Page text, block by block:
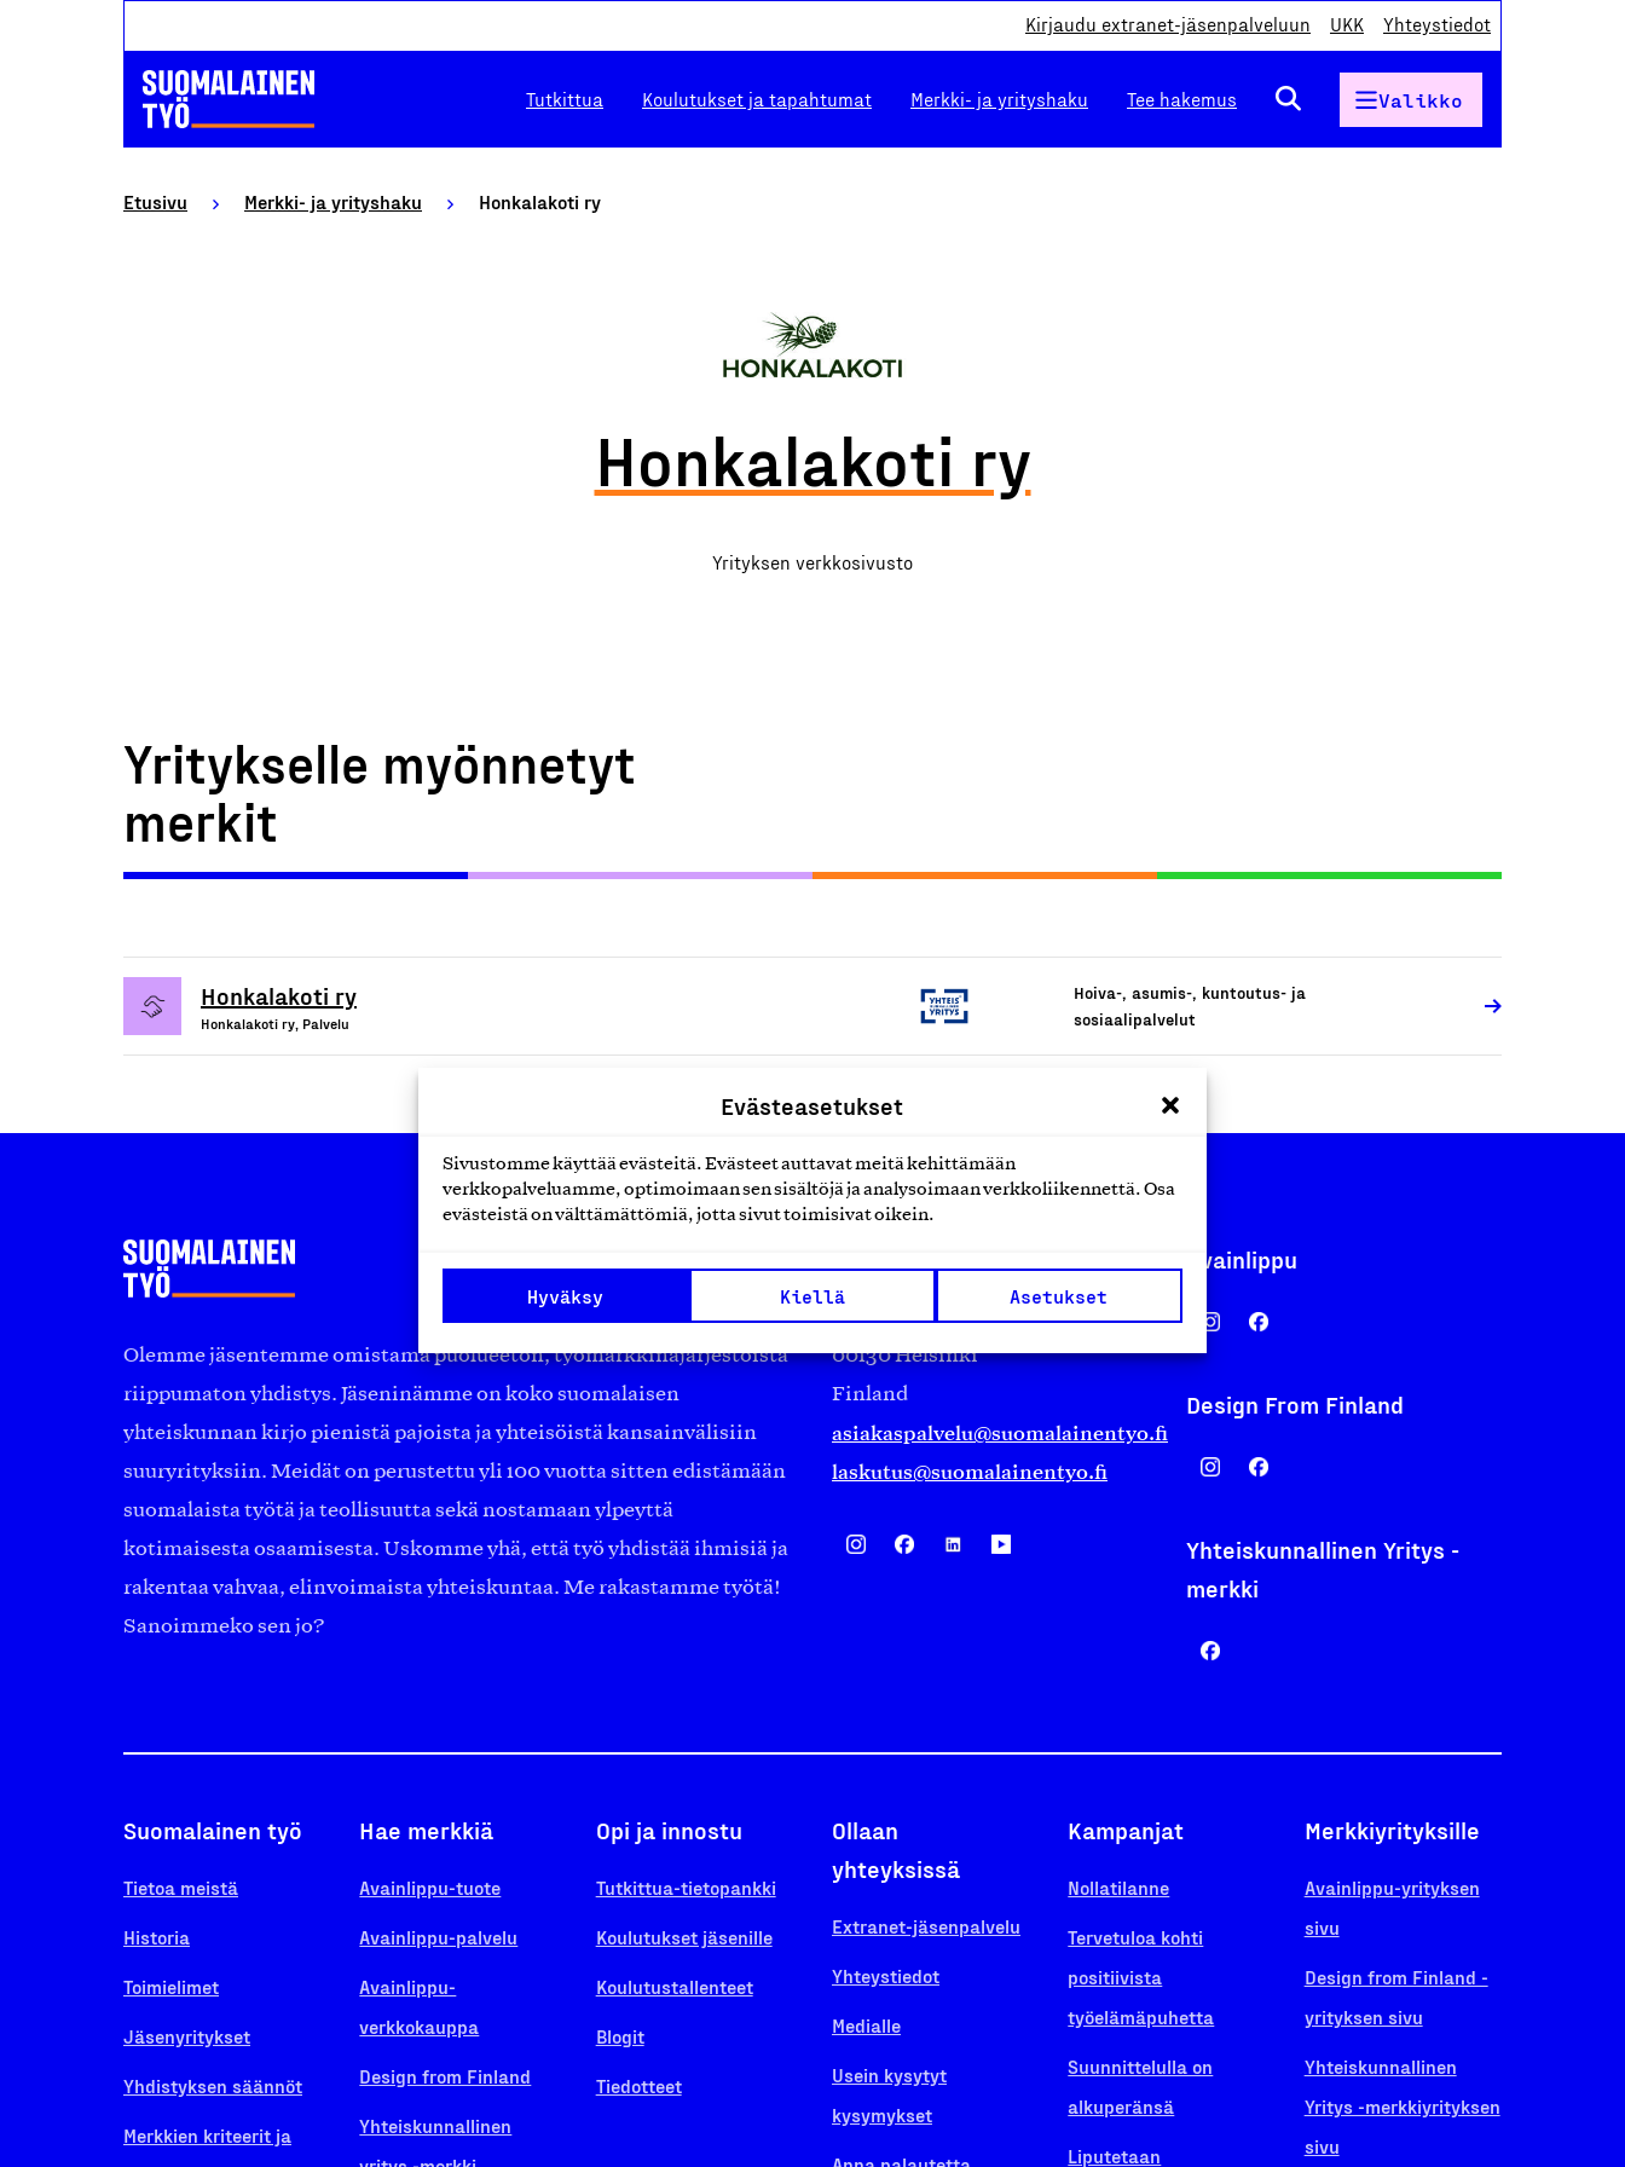
Evästeasetukset
Sivustomme käyttää evästeitä. Evästeet auttavat meitä kehittämään
verkkopalveluamme, optimoimaan sen sisältöjä ja analysoimaan verkkoliikennettä. Osa
evästeistä on välttämättömiä, jotta sivut toimisivat oikein.
Hyväksy Kiellä Asetukset
Kirjaudu extranet-jäsenpalveluun UKK Yhteystiedot
Tutkittua Koulutukset ja tapahtumat Merkki- ja yrityshaku Tee hakemus Valikko
Etusivu Merkki- ja yrityshaku Honkalakoti ry
Honkalakoti ry
Yrityksen verkkosivusto
Yritykselle myönnetyt
merkit
Honkalakoti ry
Honkalakoti ry, Palvelu
Hoiva-, asumis-, kuntoutus- ja
sosiaalipalvelut
Olemme jäsentemme omistama puolueeton, työmarkkinajärjestöistä
riippumaton yhdistys. Jäseninämme on koko suomalaisen
yhteiskunnan kirjo pienistä pajoista ja yhteisöistä kansainvälisiin
suuryrityksiin. Meidät on perustettu yli 100 vuotta sitten edistämään
suomalaista työtä ja teollisuutta sekä nostamaan ylpeyttä
kotimaisesta osaamisesta. Uskomme yhä, että työ yhdistää ihmisiä ja
rakentaa vahvaa, elinvoimaista yhteiskuntaa. Me rakastamme työtä!
Sanoimmeko sen jo?
Eteläranta 14,
00130 Helsinki
Finland
asiakaspalvelu@suomalainentyo.fi
laskutus@suomalainentyo.fi
Avainlippu
Design From Finland
Yhteiskunnallinen Yritys -
merkki
Suomalainen työ
Tietoa meistä
Historia
Toimielimet
Jäsenyritykset
Yhdistyksen säännöt
Merkkien kriteerit ja
Hae merkkiä
Avainlippu-tuote
Avainlippu-palvelu
Avainlippu-
verkkokauppa
Design from Finland
Yhteiskunnallinen
Opi ja innostu
Tutkittua-tietopankki
Koulutukset jäsenille
Koulutustallenteet
Blogit
Tiedotteet
Ollaan
yhteyksissä
Extranet-jäsenpalvelu
Yhteystiedot
Medialle
Usein kysytyt
kysymykset
Kampanjat
Nollatilanne
Tervetuloa kohti
positiivista
työelämäpuhetta
Suunnittelulla on
alkuperänsä
Liputetaan
Merkkiyrityksille
Avainlippu-yrityksen
sivu
Design from Finland -
yrityksen sivu
Yhteiskunnallinen
Yritys -merkkiyrityksen
sivu